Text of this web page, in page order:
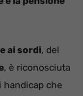
ai sordi, del
, è riconosciuta
handicap che